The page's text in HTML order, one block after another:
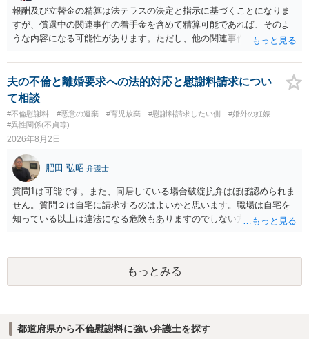
値と夫との関係との均衡のように思います。 ③行政書士に委任をして
いるのであれば，どのような内容の委任なのか不明ですが，その行政
書士との協議になると思います。請求するか，訴訟にするか，その点
の見極めや，相手方は性交類似行為は認めているのか，それさえも否
定しているのかによって，考え方・進め方は変わってくると思いま
す。 ④性交類似行為を認めているにもかかわらず支払を拒否するので
あれば，本人（行政書士でも同じだと思います。）への対応ではあま
り変わらないように思います。減額で折り合えるなら本人様の交渉で
もよいように思いますが，ゼロかどうかの観点であれば，訴訟に進む
しかなくなるようにも思います。そうしますと，お近くの弁護士に相
談して進めることを検討した方がよいようにも思います。
報酬及び立替金の精算は法テラスの決定と指示に基づくことになりま
すが、償還中の関連事件の着手金を含めて精算可能であれば、そのよ
うな内容になる可能性があります。ただし、他の関連事件でも相手方
情によって対応が違いますので、法テラスへお尋ねいただいた方が確
実です。
夫の不倫と離婚要求への法的対応と慰謝料請求につい
て相談
#不倫慰謝料 #悪意の遺棄 #育児放棄 #慰謝料請求したい側
#婚外の妊娠
#異性関係(不貞等)
2026年8月2日
肥田 弘昭 弁護士
質問1は可能です。また、同居している場合破綻抗弁はほぼ認められま
せん。質問２は自宅に請求するのはよいかと思います。職場は自宅を
知っている以上は違法になる危険もありますのでしない方が良いで
かと思います。有責配偶者ですので相手方からの離婚は拒否しても仮
に訴訟されても法的に成立しません。質問５は認知すると養育費支払
い、相続権が発生します。合意があれば法的に可能ですが法律で強制
することはできません。質問６は可能です。質問７は不貞行為の写真
もっとみる
都道府県から不倫慰謝料に強い弁護士を探す